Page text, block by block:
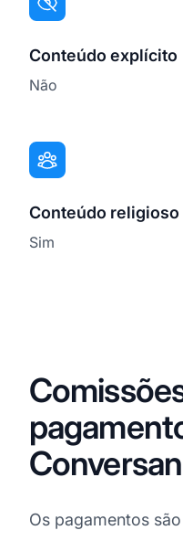
Conteúdo explícito
Não
Conteúdo
Sim
Os pagamentos